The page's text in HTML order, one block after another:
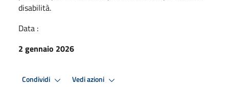
disabilità.
Data :
2 gennaio 2026
Condividi Vedi azioni